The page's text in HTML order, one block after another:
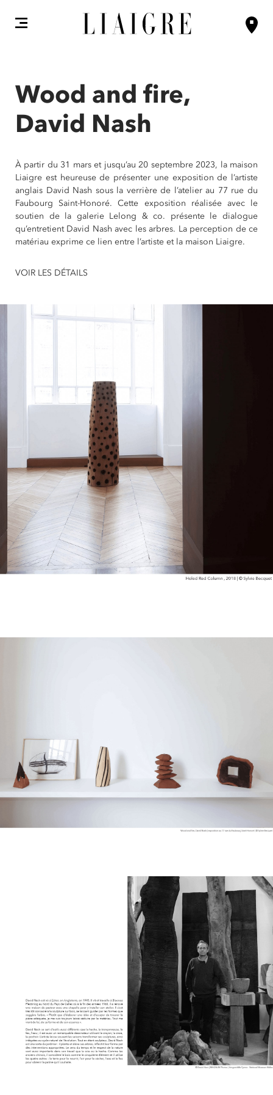
Wood and fire,
David Nash
À partir du 31 mars et jusqu’au 20 septembre 2023, la maison
Liaigre est heureuse de présenter une exposition de l’artiste
anglais David Nash sous la verrière de l’atelier au 77 rue du
Faubourg Saint-Honoré. Cette exposition réalisée avec le
soutien de la galerie Lelong & co. présente le dialogue
qu’entretient David Nash avec les arbres. La perception de ce
matériau exprime ce lien entre l’artiste et la maison Liaigre.
VOIR LES DÉTAILS